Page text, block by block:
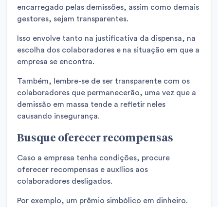
encarregado pelas demissões, assim como demais
gestores, sejam transparentes.
Isso envolve tanto na justificativa da dispensa, na
escolha dos colaboradores e na situação em que a
empresa se encontra.
Também, lembre-se de ser transparente com os
colaboradores que permanecerão, uma vez que a
demissão em massa tende a refletir neles
causando insegurança.
Busque oferecer recompensas
Caso a empresa tenha condições, procure
oferecer recompensas e auxílios aos
colaboradores desligados.
Por exemplo, um prêmio simbólico em dinheiro.